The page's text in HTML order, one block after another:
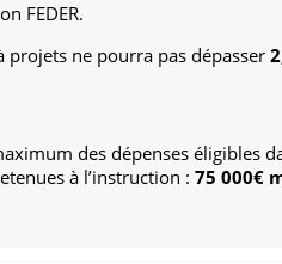
FEDER.
projets ne pourra pas dépasser
des dépenses éligibles
à l’instruction : 75 000€